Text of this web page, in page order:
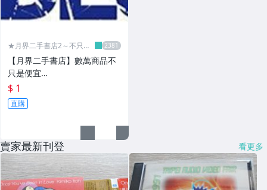
★月界二手書店2～不只是
【月界二手書店】數萬商品不
只是便宜…
$ 1
直購
賣家最新刊登 看更多